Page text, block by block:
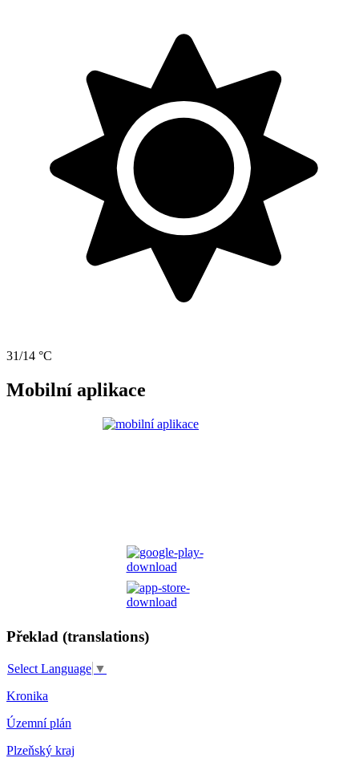
31/14 °C
Mobilní aplikace
Překlad (translations)
Select Language ▼
Kronika
Územní plán
Plzeňský kraj